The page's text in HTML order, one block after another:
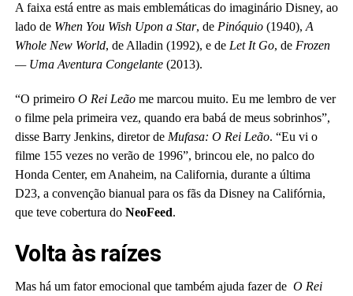
A faixa está entre as mais emblemáticas do imaginário Disney, ao
lado de When You Wish Upon a Star, de Pinóquio(1940), A
Whole New World, de Alladin (1992), e de Let It Go, de Frozen
— Uma Aventura Congelante(2013).
“O primeiro O Rei Leãome marcou muito. Eu me lembro de ver
o filme pela primeira vez, quando era babá de meus sobrinhos”,
disse Barry Jenkins, diretor deMufasa: O Rei Leão. “Eu vi o
filme 155 vezes no verão de 1996”, brincou ele, no palco do
Honda Center, em Anaheim, na California, durante a última
D23, a convenção bianual para os fãs da Disney na Califórnia,
que teve cobertura do NeoFeed.
Volta às raízes
Mas há um fator emocional que também ajuda fazer de O Rei